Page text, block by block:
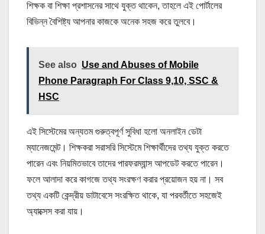
শিক্ষক বা শিক্ষা প্রশাসনের সাথে যুক্ত থাকেন, তাহলে এই পোর্টালের
বিভিন্ন বৈশিষ্ট্য আপনার কাজকে অনেক সহজ করে তুলবে।
See also Use and Abuses of Mobile
Phone Paragraph For Class 9,10, SSC &
HSC
এই সিস্টেমের অন্যতম গুরুত্বপূর্ণ সুবিধা হলো অনলাইন ডেটা
ম্যানেজমেন্ট। শিক্ষকরা সরাসরি সিস্টেমে শিক্ষার্থীদের তথ্য যুক্ত করতে
পারেন এবং নিয়মিতভাবে তাদের পারফরম্যান্স আপডেট করতে পারেন।
ফলে আলাদা করে কাগজে তথ্য সংরক্ষণ করার প্রয়োজন হয় না। সব
তথ্য একটি কেন্দ্রীয় ডাটাবেসে সংরক্ষিত থাকে, যা পরবর্তীতে সহজেই
অ্যাক্সেস করা যায়।